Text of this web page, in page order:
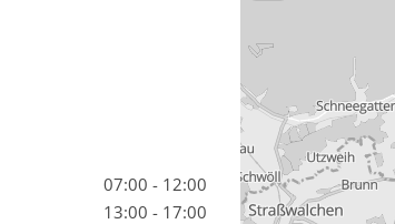
07:00 - 12:00
13:00 - 17:00